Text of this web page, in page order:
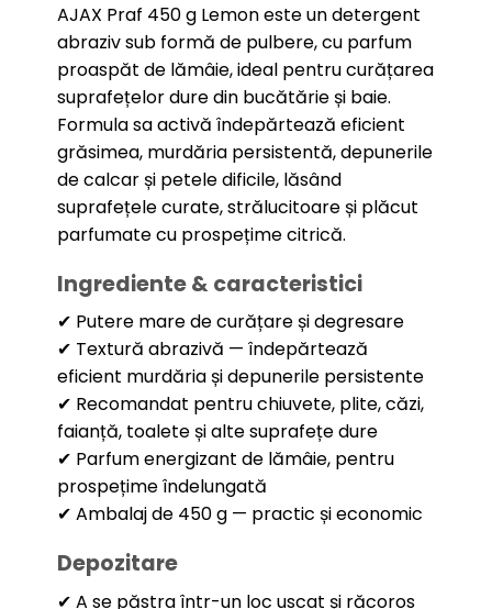
AJAX Praf 450 g Lemon este un detergent
abraziv sub formă de pulbere, cu parfum
proaspăt de lămâie, ideal pentru curățarea
suprafețelor dure din bucătărie și baie.
Formula sa activă îndepărtează eficient
grăsimea, murdăria persistentă, depunerile
de calcar și petele dificile, lăsând
suprafețele curate, strălucitoare și plăcut
parfumate cu prospețime citrică.
Ingrediente & caracteristici
✔ Putere mare de curățare și degresare
✔ Textură abrazivă — îndepărtează
eficient murdăria și depunerile persistente
✔ Recomandat pentru chiuvete, plite, căzi,
faianță, toalete și alte suprafețe dure
✔ Parfum energizant de lămâie, pentru
prospețime îndelungată
✔ Ambalaj de 450 g — practic și economic
Depozitare
✔ A se păstra într-un loc uscat și răcoros